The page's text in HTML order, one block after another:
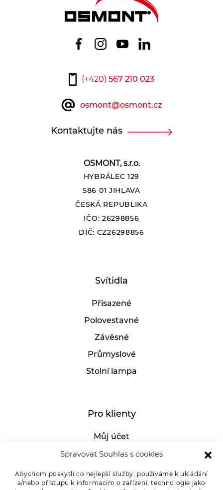
Spravovat Souhlas s cookies
Abychom poskytli co nejlepší služby, používáme k ukládání
a/nebo přístupu k informacím o zařízení, technologie jako
OSMONT, s.r.o.
HYBRÁLEC 129
586 01 JIHLAVA
ČESKÁ REPUBLIKA
IČO: 26298856
DIČ: CZ26298856
Svítidla
Přisazené
Polovestavné
Závěsné
Průmyslové
Stolní lampa
Pro klienty
Můj účet
GDPR
Whistleblowing
E-SHOP – Všeobecné obchodní podmínky &
(+420) 567 210 023
osmont@osmont.cz
Kontaktujte nás